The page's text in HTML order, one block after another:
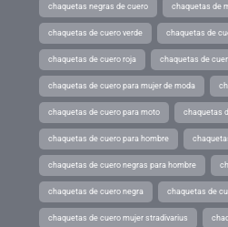
chaquetas negras de cuero chaquetas de
chaquetas de cuero verde chaquetas de
chaquetas de cuero roja chaquetas de
chaquetas de cuero para mujer de moda
chaquetas de cuero para moto chaquetas
chaquetas de cuero para hombre
chaquetas de cuero negras para hombre
chaquetas de cuero negra chaquetas de
chaquetas de cuero mujer stradivarius